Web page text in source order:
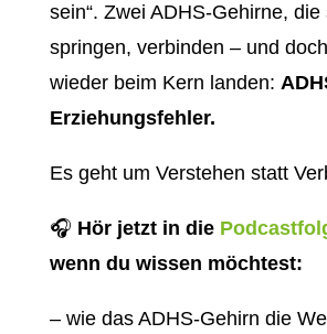
sein“. Zwei ADHS-Gehirne, die
springen, verbinden – und
wieder beim Kern landen:
Erziehungsfehler.
Es geht um Verstehen statt
🎧 Hör jetzt in die
wenn du wissen möchtest:
– wie das ADHS-Gehirn die